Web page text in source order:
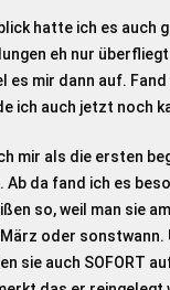
hatte ich es auch
eh nur
es mir dann auf.
ich auch jetzt noch
mir als die ersten
Ab da fand ich es
so, weil man sie
oder sonstwann.
sie auch SOFORT